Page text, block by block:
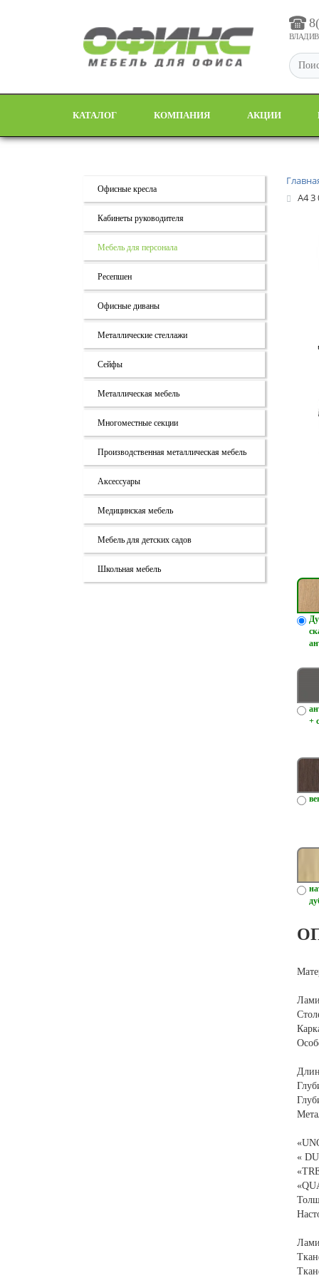
КАТАЛОГ КОМПАНИЯ АКЦИИ
Офисные кресла
Кабинеты руководителя
Мебель для персонала
Ресепшен
Офисные диваны
Металлические стеллажи
Сейфы
Металлическая мебель
Многоместные секции
Производственная металлическая мебель
Аксессуары
Медицинская мебель
Мебель для детских садов
Школьная мебель
А4 3
+
«